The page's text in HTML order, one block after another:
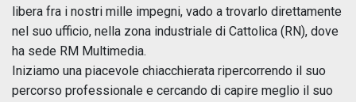
libera fra i nostri mille impegni, vado a trovarlo direttamente
nel suo ufficio, nella zona industriale di Cattolica (RN), dove
ha sede RM Multimedia.
Iniziamo una piacevole chiacchierata ripercorrendo il suo
percorso professionale e cercando di capire meglio il suo